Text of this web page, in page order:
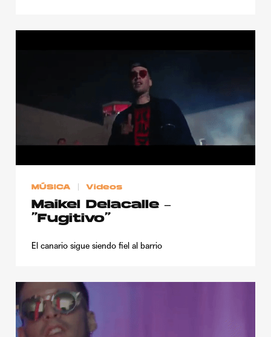
MÚSICA Videos
Maikel Delacalle –
“Fugitivo”
El canario sigue siendo fiel al barrio